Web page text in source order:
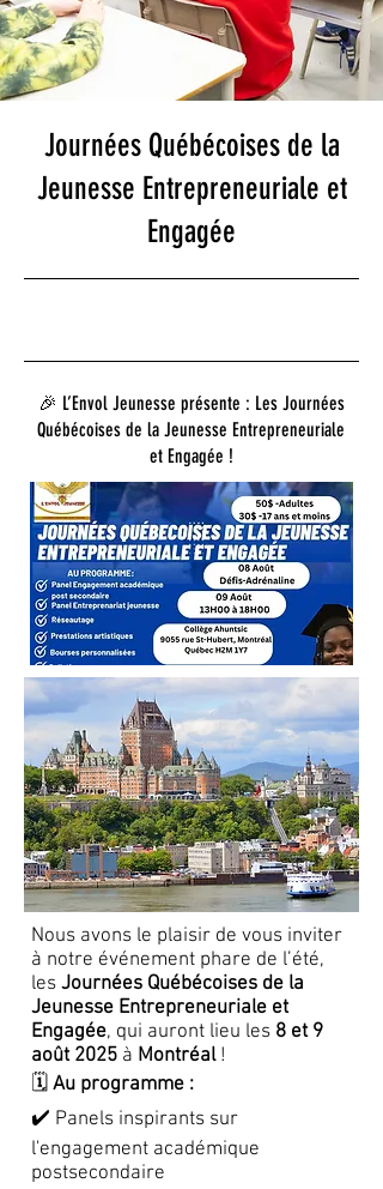
Journées Québécoises de la
Jeunesse Entrepreneuriale et
Engagée
🎉 L’Envol Jeunesse présente : Les Journées
Québécoises de la Jeunesse Entrepreneuriale
et Engagée !
Nous avons le plaisir de vous inviter
à notre événement phare de l’été,
les Journées Québécoises de la
Jeunesse Entrepreneuriale et
Engagée, qui auront lieu les 8 et 9
août 2025 à Montréal!
🗓 Au programme :
✔️ Panels inspirants sur
l'engagement académique
postsecondaire